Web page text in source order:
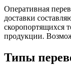
Оперативная
доставки
скоропортящихся
продукции.
Типы